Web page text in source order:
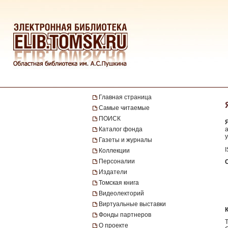
Главная страница
Самые читаемые
ПОИСК
Каталог фонда
Газеты и журналы
Коллекции
Персоналии
Издатели
Томская книга
Видеолекторий
Виртуальные выставки
Фонды партнеров
О проекте